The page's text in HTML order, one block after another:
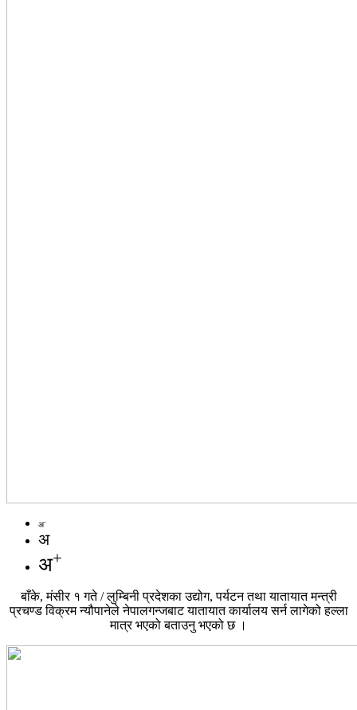
अ-
अ
अ+
बाँके, मंसीर १ गते / लुम्बिनी प्रदेशका उद्योग, पर्यटन तथा यातायात मन्त्री
प्रचण्ड विक्रम न्यौपानेले नेपालगन्जबाट यातायात कार्यालय सर्न लागेको हल्ला
मात्र भएको बताउनु भएको छ ।